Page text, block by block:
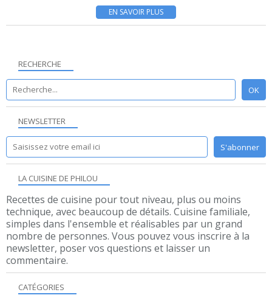
EN SAVOIR PLUS
NEWSLETTER
RECHERCHE
LA CUISINE DE PHILOU
Recettes de cuisine pour tout niveau, plus ou moins
technique, avec beaucoup de détails. Cuisine familiale,
simples dans l'ensemble et réalisables par un grand
nombre de personnes. Vous pouvez vous inscrire à la
newsletter, poser vos questions et laisser un
commentaire.
CATÉGORIES